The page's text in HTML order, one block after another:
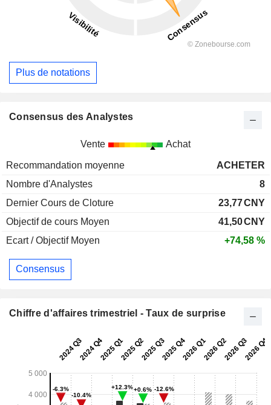
Plus de notations
Consensus des Analystes
Vente Achat
Recommandation moyenne
ACHETER
Nombre d'Analystes
8
Dernier Cours de Cloture
23,77CNY
Objectif de cours Moyen
41,50CNY
Ecart / Objectif Moyen
+74,58 %
Consensus
Chiffre d'affaires trimestriel - Taux de surprise